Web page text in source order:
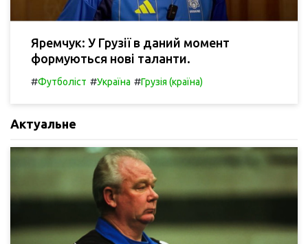
Яремчук: У Грузії в даний момент
формуються нові таланти.
#Футболіст #Україна #Грузія (країна)
Актуальне